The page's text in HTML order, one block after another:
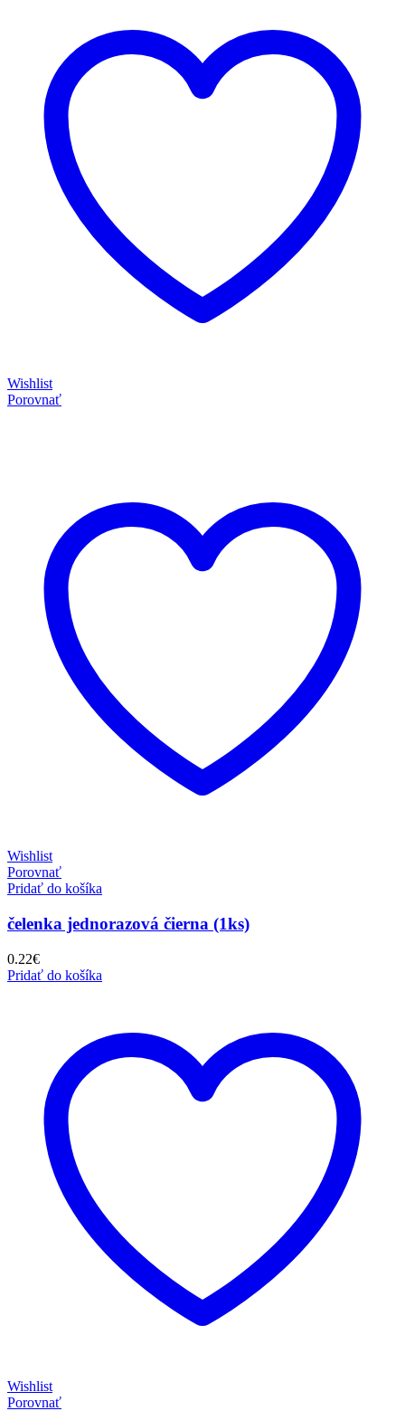
Wishlist
Porovnať
Wishlist
Porovnať
Pridať do košíka
čelenka jednorazová čierna (1ks)
0.22€
Pridať do košíka
Wishlist
Porovnať